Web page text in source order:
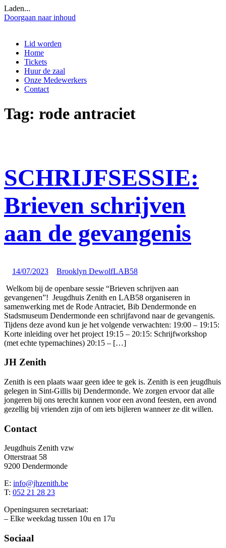
Laden...
Doorgaan naar inhoud
Lid worden
Home
Tickets
Huur de zaal
Onze Medewerkers
Contact
Tag: rode antraciet
SCHRIJFSESSIE:
Brieven schrijven
aan de gevangenis
14/07/2023 Brooklyn DewolfLAB58
Welkom bij de openbare sessie “Brieven schrijven aan
gevangenen”! Jeugdhuis Zenith en LAB58 organiseren in
samenwerking met de Rode Antraciet, Bib Dendermonde en
Stadsmuseum Dendermonde een schrijfavond naar de gevangenis.
Tijdens deze avond kun je het volgende verwachten: 19:00 – 19:15:
Korte inleiding over het project 19:15 – 20:15: Schrijfworkshop
(met echte typemachines) 20:15 – […]
JH Zenith
Zenith is een plaats waar geen idee te gek is. Zenith is een jeugdhuis
gelegen in Sint-Gillis bij Dendermonde. We zorgen ervoor dat alle
jongeren bij ons terecht kunnen voor een avond feesten, een avond
gezellig bij vrienden zijn of om iets bijleren wanneer ze dit willen.
Contact
Jeugdhuis Zenith vzw
Otterstraat 58
9200 Dendermonde
E: info@jhzenith.be
T: 052 21 28 23
Openingsuren secretariaat:
– Elke weekdag tussen 10u en 17u
Sociaal